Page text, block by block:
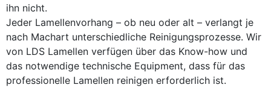
ihn nicht.
Jeder Lamellenvorhang – ob neu oder alt – verlangt je
nach Machart unterschiedliche Reinigungsprozesse. Wir
von LDS Lamellen verfügen über das Know-how und
das notwendige technische Equipment, dass für das
professionelle Lamellen reinigen erforderlich ist.